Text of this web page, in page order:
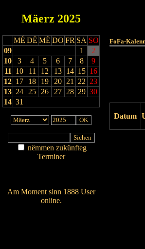
Mäerz 2025
MÉ DË MË DO FR SA SO
09
1
2
10
3 4 5 6 7 8
9
11
10 11 12 13 14 15 16
12 17 18 19 20 21 22 23
13 24 25 26 27 28 29 30
14 31
nëmmen zukünfteg
Terminer
Am Moment sinn 1888 User
online.
FoFa-
Datum